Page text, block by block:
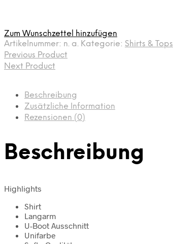
Zum Wunschzettel hinzufügen
Artikelnummer: n. a. Kategorie: Shirts & Tops
Previous Product
Next Product
Beschreibung
Zusätzliche Information
Rezensionen (0)
Beschreibung
Highlights
Shirt
Langarm
U-Boot Ausschnitt
Unifarbe